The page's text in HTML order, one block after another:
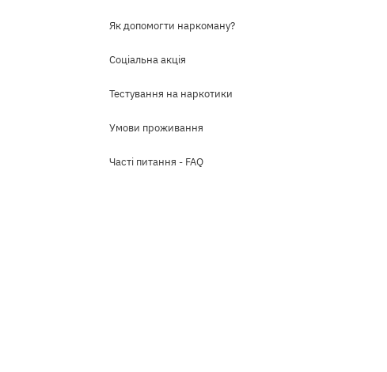
Як допомогти наркоману?
Соціальна акція
Тестування на наркотики
Умови проживання
Часті питання - FAQ